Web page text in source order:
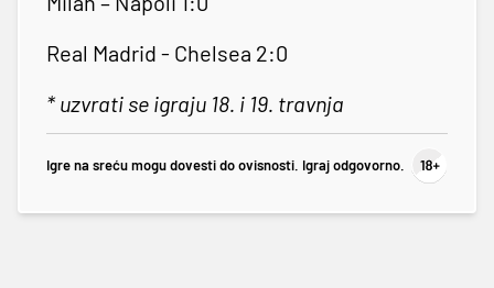
Real Madrid - Chelsea 2:0
* uzvrati se igraju 18. i 19. travnja
Igre na sreću mogu dovesti do ovisnosti. Igraj odgovorno.